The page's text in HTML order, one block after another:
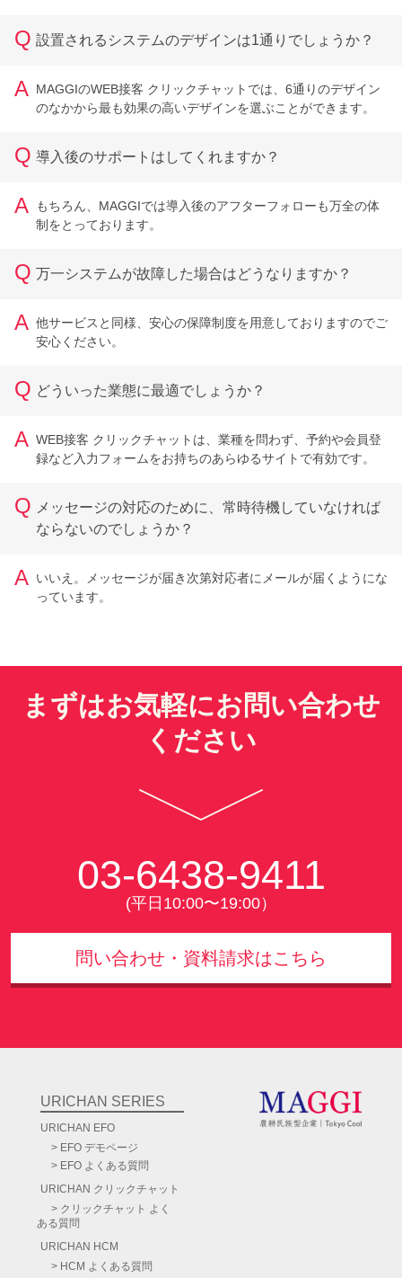
Q 設置されるシステムのデザインは1通りでしょうか？
A MAGGIのWEB接客 クリックチャットでは、6通りのデザイン
のなかから最も効果の高いデザインを選ぶことができます。
Q 導入後のサポートはしてくれますか？
A
もちろん、MAGGIでは導入後のアフターフォローも万全の体
制をとっております。
Q 万一システムが故障した場合はどうなりますか？
A 他サービスと同様、安心の保障制度を用意しておりますのでご
安心ください。
Q どういった業態に最適でしょうか？
A WEB接客 クリックチャットは、業種を問わず、予約や会員登
録など入力フォームをお持ちのあらゆるサイトで有効です。
Q メッセージの対応のために、常時待機していなければ
ならないのでしょうか？
A いいえ。メッセージが届き次第対応者にメールが届くようにな
っています。
まずはお気軽にお問い合わせ
ください
03-6438-9411
(平日10:00〜19:00）
問い合わせ・資料請求はこちら
URICHAN SERIES
URICHAN EFO
EFO デモページ
EFO よくある質問
URICHAN クリックチャット
クリックチャット よく
ある質問
URICHAN HCM
HCM よくある質問